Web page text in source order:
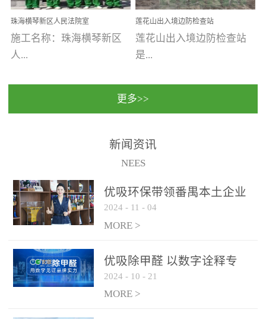
她将越来越枝繁叶茂，终
将会成为一棵参天大树！
优吸环保截止2020年拥有
全国600家网点分支机构。
致酒店是为中高端人士...
州)校区 工程案...
珠海横琴新区人民法院室
内除甲醛空气治理项目
施工名称：珠海横琴新区
人...
民法院室内除甲醛空气治
保施工日期：2020年1月珠
莲花山出入境边防检查站
室内除甲醛空气治理项目
莲花山出入境边防检查站
是...
国家通过设在对外开放口
（及各出入境边防检查
更多>>
新闻资讯
NEES
优吸环保带领番禺本​土企业
勇敢破局向“新”
2024 - 11 - 04
MORE >
优吸除甲醛 以数字诠释专
业，尽显除醛品牌实力！
2024 - 10 - 21
MORE >